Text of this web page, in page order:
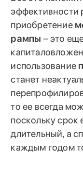
эффективности
приобретение
рампы – это
использование
станет
то ее всегда
поскольку срок
длительный, а
каждым годом